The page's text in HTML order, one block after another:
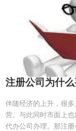
注册公司为什
伴随经济的上升，很
营。与此同时市面上
代办公司办理。那注